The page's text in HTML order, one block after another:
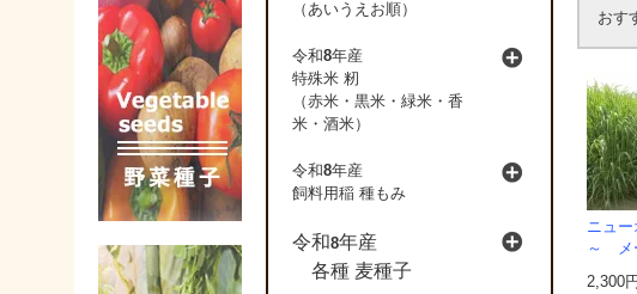
おす
ニュ
～ メ
2,300
（あいうえお順）
令和8年産
特殊米 籾
（赤米・黒米・緑米・香
米・酒米）
令和8年産
飼料用稲 種もみ
令和8年産
各種 麦種子